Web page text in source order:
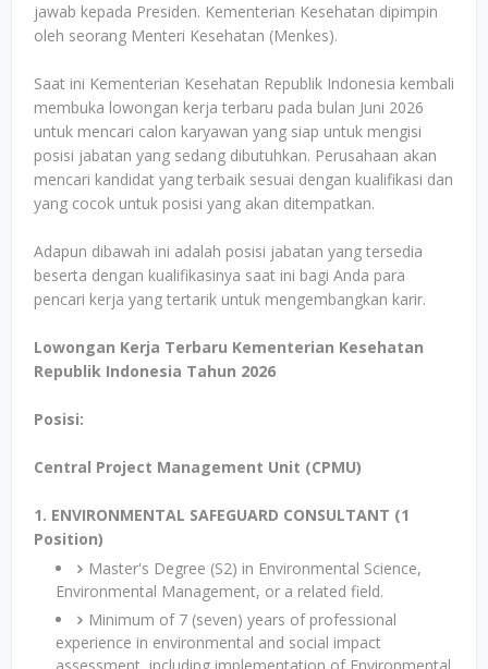
jawab kepada Presiden. Kementerian Kesehatan dipimpin
oleh seorang Menteri Kesehatan (Menkes).
Saat ini Kementerian Kesehatan Republik Indonesia kembali
membuka lowongan kerja terbaru pada bulan Juni 2026
untuk mencari calon karyawan yang siap untuk mengisi
posisi jabatan yang sedang dibutuhkan. Perusahaan akan
mencari kandidat yang terbaik sesuai dengan kualifikasi dan
yang cocok untuk posisi yang akan ditempatkan.
Adapun dibawah ini adalah posisi jabatan yang tersedia
beserta dengan kualifikasinya saat ini bagi Anda para
pencari kerja yang tertarik untuk mengembangkan karir.
Lowongan Kerja Terbaru Kementerian Kesehatan
Republik Indonesia Tahun 2026
Posisi:
Central Project Management Unit (CPMU)
1. ENVIRONMENTAL SAFEGUARD CONSULTANT (1
Position)
Master's Degree (S2) in Environmental Science,
Environmental Management, or a related field.
Minimum of 7 (seven) years of professional
experience in environmental and social impact